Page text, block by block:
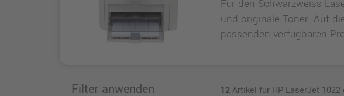
Für den Schwarzweiss-
und originale Toner. Auf
passenden verfügbaren
Filter anwenden 12Artikel für HP LaserJet 1022